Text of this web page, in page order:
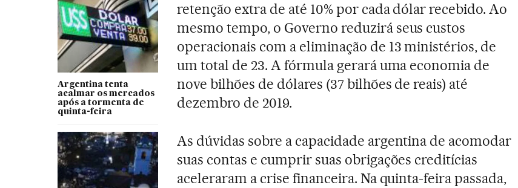
Argentina tenta
acalmar os mercados
após a tormenta de
quinta-feira
retenção extra de até 10% por cada dólar recebido. Ao
mesmo tempo, o Governo reduzirá seus custos
operacionais com a eliminação de 13 ministérios, de
um total de 23. A fórmula gerará uma economia de
nove bilhões de dólares (37 bilhões de reais) até
dezembro de 2019.
As dúvidas sobre a capacidade argentina de acomodar
suas contas e cumprir suas obrigações creditícias
aceleraram a crise financeira. Na quinta-feira passada,